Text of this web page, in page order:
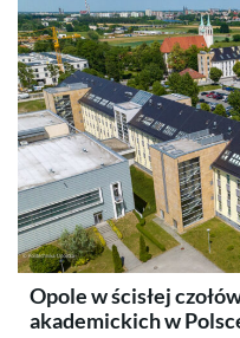
Opole w ścisłej
akademickich w